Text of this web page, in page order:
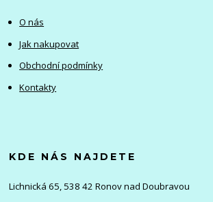
O nás
Jak nakupovat
Obchodní podmínky
Kontakty
KDE NÁS NAJDETE
Lichnická 65, 538 42 Ronov nad Doubravou